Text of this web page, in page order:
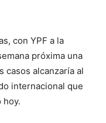
con YPF a la
próxima una
casos alcanzaría al
internacional que
hoy.